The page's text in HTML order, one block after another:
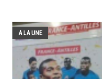
A LA UNE